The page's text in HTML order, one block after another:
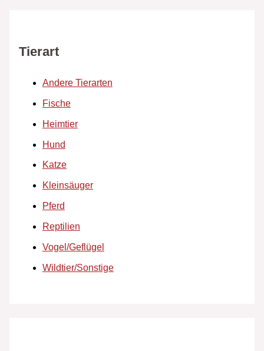
Tierart
Andere Tierarten
Fische
Heimtier
Hund
Katze
Kleinsäuger
Pferd
Reptilien
Vogel/Geflügel
Wildtier/Sonstige